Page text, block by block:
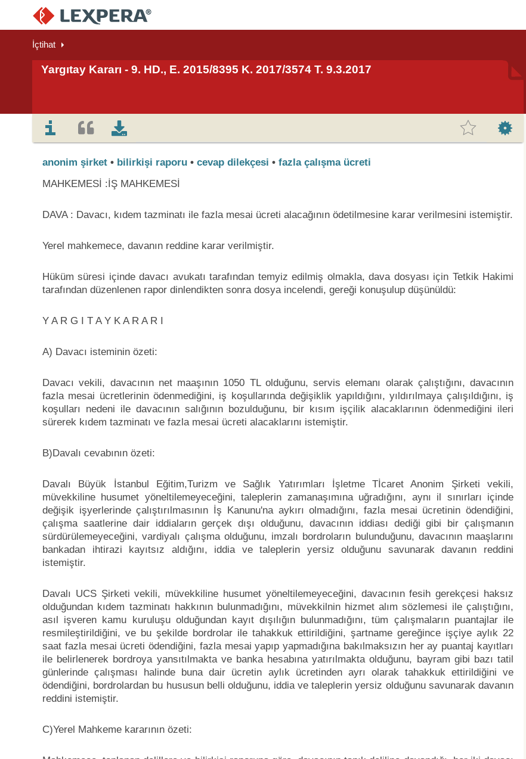
İçtihat
Yargıtay Kararı - 9. HD., E. 2015/8395 K. 2017/3574 T. 9.3.2017
anonim şirket • bilirkişi raporu • cevap dilekçesi • fazla çalışma ücreti
MAHKEMESİ :İŞ MAHKEMESİ
DAVA : Davacı, kıdem tazminatı ile fazla mesai ücreti alacağının ödetilmesine karar verilmesini istemiştir.
Yerel mahkemece, davanın reddine karar verilmiştir.
Hüküm süresi içinde davacı avukatı tarafından temyiz edilmiş olmakla, dava dosyası için Tetkik Hakimi
tarafından düzenlenen rapor dinlendikten sonra dosya incelendi, gereği konuşulup düşünüldü:
Y A R G I T A Y K A R A R I
A) Davacı isteminin özeti:
Davacı vekili, davacının net maaşının 1050 TL olduğunu, servis elemanı olarak çalıştığını, davacının
fazla mesai ücretlerinin ödenmediğini, iş koşullarında değişiklik yapıldığını, yıldırılmaya çalışıldığını, iş
koşulları nedeni ile davacının salığının bozulduğunu, bir kısım işçilik alacaklarının ödenmediğini ileri
sürerek kıdem tazminatı ve fazla mesai ücreti alacaklarını istemiştir.
B)Davalı cevabının özeti:
Davalı Büyük İstanbul Eğitim,Turizm ve Sağlık Yatırımları İşletme Tİcaret Anonim Şirketi vekili,
müvekkiline husumet yöneltilemeyeceğini, taleplerin zamanaşımına uğradığını, aynı il sınırları içinde
değişik işyerlerinde çalıştırılmasının İş Kanunu'na aykırı olmadığını, fazla mesai ücretinin ödendiğini,
çalışma saatlerine dair iddiaların gerçek dışı olduğunu, davacının iddiası dediği gibi bir çalışmanın
sürdürülemeyeceğini, vardiyalı çalışma olduğunu, imzalı bordroların bulunduğunu, davacının maaşlarını
bankadan ihtirazi kayıtsız aldığını, iddia ve taleplerin yersiz olduğunu savunarak davanın reddini
istemiştir.
Davalı UCS Şirketi vekili, müvekkiline husumet yöneltilemeyeceğini, davacının fesih gerekçesi haksız
olduğundan kıdem tazminatı hakkının bulunmadığını, müvekkilnin hizmet alım sözlemesi ile çalıştığını,
asıl işveren kamu kuruluşu olduğundan kayıt dışılığın bulunmadığını, tüm çalışmaların puantajlar ile
resmileştirildiğini, ve bu şekilde bordrolar ile tahakkuk ettirildiğini, şartname gereğince işçiye aylık 22
saat fazla mesai ücreti ödendiğini, fazla mesai yapıp yapmadığına bakılmaksızın her ay puantaj kayıtları
ile belirlenerek bordroya yansıtılmakta ve banka hesabına yatırılmakta olduğunu, bayram gibi bazı tatil
günlerinde çalışması halinde buna dair ücretin aylık ücretinden ayrı olarak tahakkuk ettirildiğini ve
ödendiğini, bordrolardan bu hususun belli olduğunu, iddia ve taleplerin yersiz olduğunu savunarak davanın
reddini istemiştir.
C)Yerel Mahkeme kararının özeti: